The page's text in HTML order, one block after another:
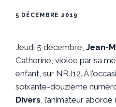
5 DÉCEMBRE 2019
Jeudi 5 décembre, Jean-
Catherine, violée par sa
enfant, sur NRJ12. À
soixante-douzième
Divers , l’animateur